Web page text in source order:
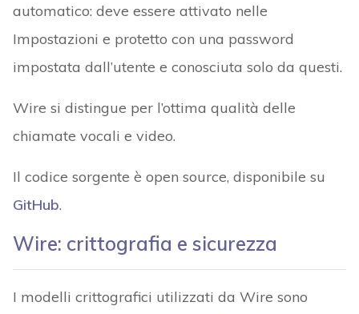
automatico: deve essere attivato nelle
Impostazioni e protetto con una password
impostata dall’utente e conosciuta solo da questi.
Wire si distingue per l’ottima qualità delle
chiamate vocali e video.
Il codice sorgente è open source, disponibile su
GitHub.
Wire: crittografia e sicurezza
I modelli crittografici utilizzati da Wire sono